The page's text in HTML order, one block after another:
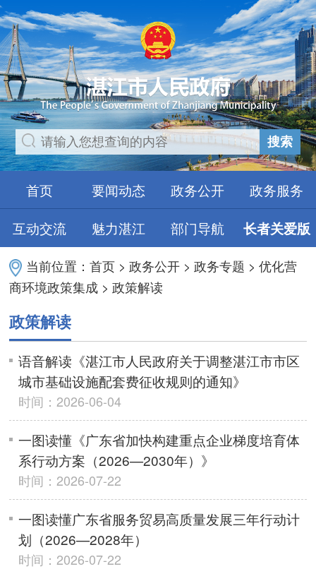
搜索
首页 要闻动态 政务公开
政务服务
互动交流
魅力湛江 部门导航 长者关爱版
当前位置：首页 >政务公开 >政务专题 >优化营
商环境政策集成 >政策解读
政策解读
语音解读《湛江市人民政府关于调整湛江市市区
城市基础设施配套费征收规则的通知》
时间：2026-06-04
一图读懂《广东省加快构建重点企业梯度培育体
系行动方案（2026—2030年）》
时间：2026-07-22
一图读懂广东省服务贸易高质量发展三年行动计
划（2026—2028年）
时间：2026-07-22